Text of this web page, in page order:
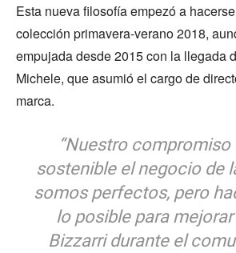
Esta nueva filosofía empezó a
colección primavera-verano 2018,
empujada desde 2015 con la llegada
Michele, que asumió el cargo de
marca.
“Nuestro compromiso
sostenible el negocio de
somos perfectos, pero
lo posible para
Bizzarri durante el